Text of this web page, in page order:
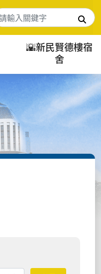
搜尋
🌇新民賢德樓宿
舍